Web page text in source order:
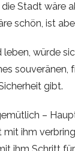
Stadt wäre
schön, ist
leben, würde
souveränen,
gibt.
–
ihm